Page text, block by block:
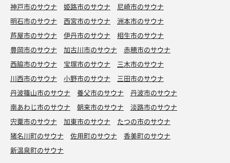
神戸市のサウナ 姫路市のサウナ
尼崎市のサウナ
明石市のサウナ
西宮市のサウナ
洲本市のサウナ
芦屋市のサウナ
伊丹市のサウナ
相生市のサウナ
豊岡市のサウナ
加古川市のサウナ
赤穂市のサウナ
西脇市のサウナ
宝塚市のサウナ
三木市のサウナ
川西市のサウナ
小野市のサウナ
三田市のサウナ
丹波篠山市のサウナ
養父市のサウナ
丹波市のサウナ
南あわじ市のサウナ
朝来市のサウナ
淡路市のサウナ
宍粟市のサウナ
加東市のサウナ
たつの市のサウナ
猪名川町のサウナ
佐用町のサウナ
香美町のサウナ
新温泉町のサウナ